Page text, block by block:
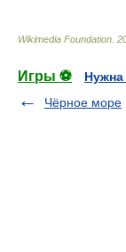
Wikimedia Foundation
Игры ⚽
Нужна
Чёрное море